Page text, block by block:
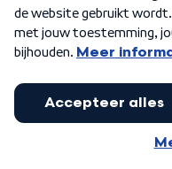
Algemene voorwaarden